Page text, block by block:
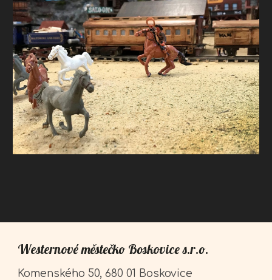
Westernové městečko Boskovice s.r.o.
Komenského 50, 680 01 Boskovice